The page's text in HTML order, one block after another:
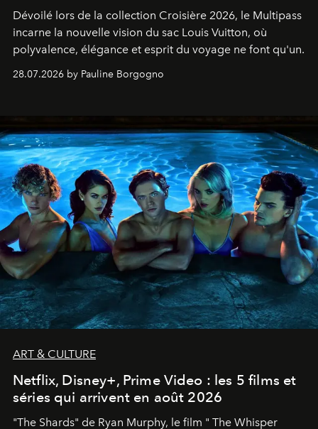
Dévoilé lors de la collection Croisière 2026, le Multipass
incarne la nouvelle vision du sac Louis Vuitton, où
polyvalence, élégance et esprit du voyage ne font qu'un.
28.07.2026 by Pauline Borgogno
ART & CULTURE
Netflix, Disney+, Prime Video : les 5 films et
séries qui arrivent en août 2026
"The Shards" de Ryan Murphy, le film " The Whisper